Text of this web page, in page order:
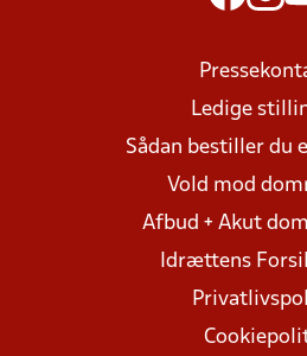
Ledige
Sådan bestiller du
Vold mod
Afbud + Akut
Idrættens